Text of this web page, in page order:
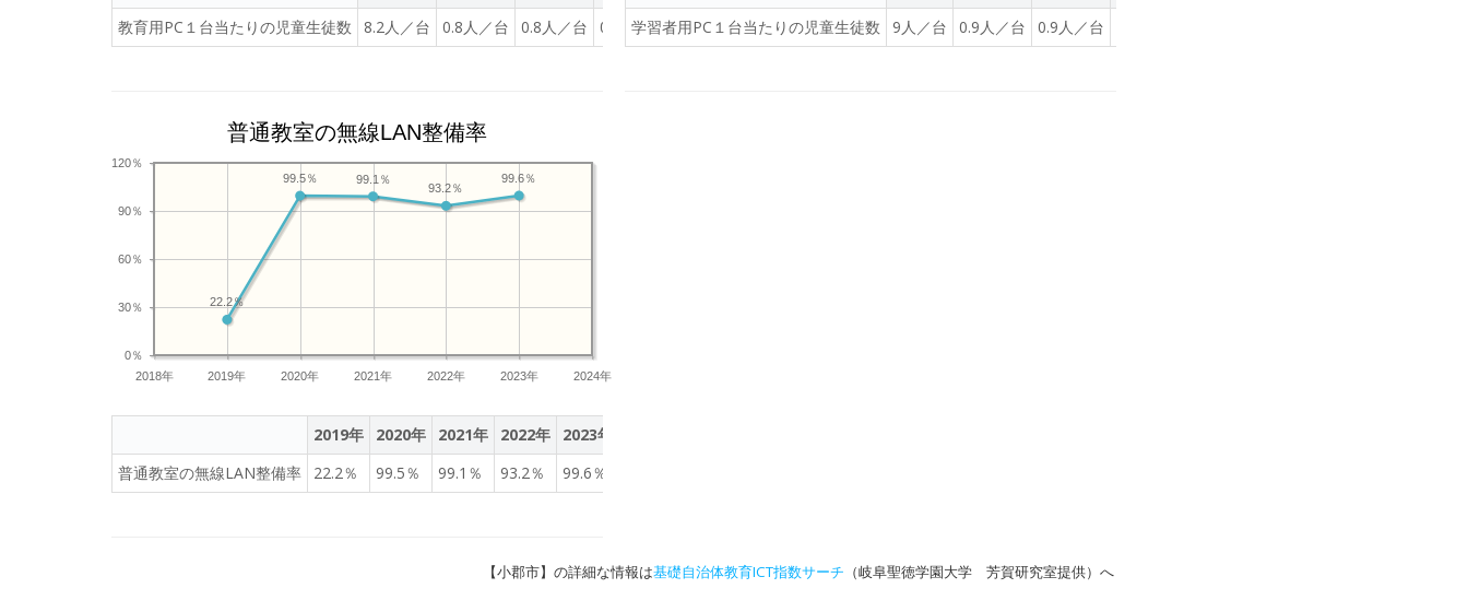
教育用PC１台当たりの児童生徒数
8.2人／台 0.8人／台 0.8人／台 0.8人／台 0.8人／台
学習者用PC１台当たりの児童生徒数
9人／台 0.9人／台 0.9人／台
普通教室の無線LAN整備率
2018年 2019年 2020年 2021年 2022年 2023年 2024年
0％
30％
60％
90％
120％
99.6％
93.2％
99.1％
99.5％
22.2％
2019年 2020年 2021年 2022年
2023年
普通教室の無線LAN整備率
22.2％ 99.5％ 99.1％ 93.2％ 99.6％
【小郡市】の詳細な情報は基礎自治体教育ICT指数サーチ （岐阜聖徳学園大学 芳賀研究室提供）へ